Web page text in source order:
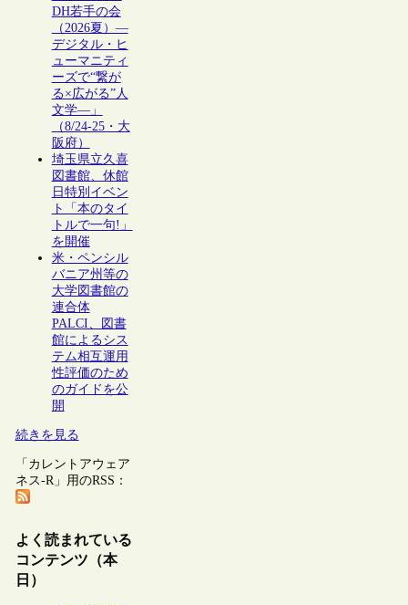
DH若手の会
（2026夏）―
デジタル・ヒ
ューマニティ
ーズで“繋が
る×広がる”人
文学―」
（8/24-25・大
阪府）
埼玉県立久喜
図書館、休館
日特別イベン
ト「本のタイ
トルで一句!」
を開催
米・ペンシル
バニア州等の
大学図書館の
連合体
PALCI、図書
館によるシス
テム相互運用
性評価のため
のガイドを公
開
続きを見る
「カレントアウェア
ネス-R」用のRSS：
よく読まれている
コンテンツ（本
日）